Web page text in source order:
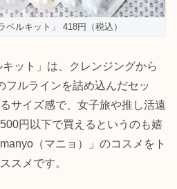
ベルキット」 418円（税込）
キット」は、クレンジングから
フルラインを詰め込んだセッ
サイズ感で、女子旅や推し活遠
円以下で買えるというのも嬉
（マニョ）」のコスメをト
スメです。